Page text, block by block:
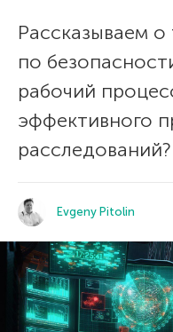
Рассказываем
по
рабочий
эффективного
расследований?
Evgeny Pitolin